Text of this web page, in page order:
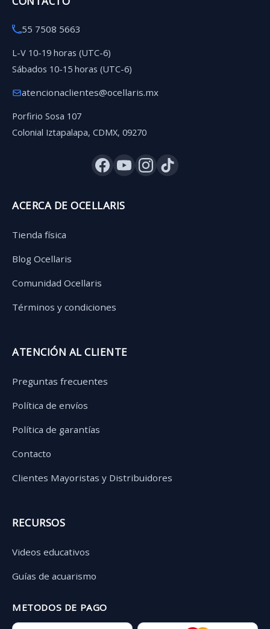
55 7508 5663
L-V 10-19 horas (UTC-6)
Sábados 10-15 horas (UTC-6)
atencionaclientes@ocellaris.mx
Porfirio Sosa 107
Colonial Iztapalapa, CDMX, 09270
ACERCA DE OCELLARIS
Tienda física
Blog Ocellaris
Comunidad Ocellaris
Términos y condiciones
ATENCIÓN AL CLIENTE
Preguntas frecuentes
Política de envíos
Política de garantías
Contacto
Clientes Mayoristas y Distribuidores
RECURSOS
Videos educativos
Guías de acuarismo
METODOS DE PAGO